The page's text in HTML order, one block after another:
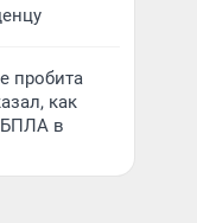
пробита
как
БПЛА в